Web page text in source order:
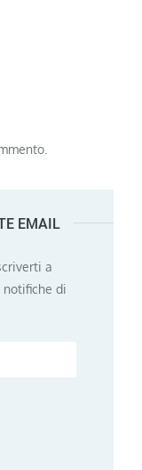
EMAIL
a
di